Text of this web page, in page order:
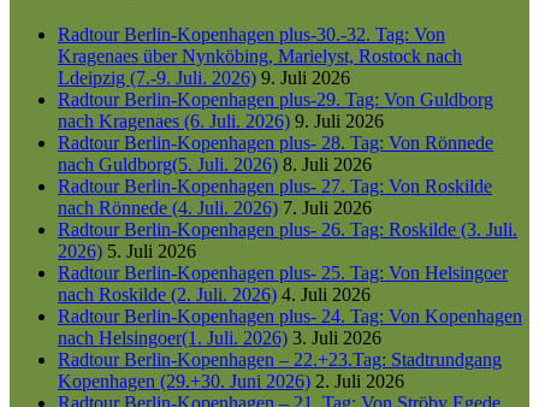
Radtour Berlin-Kopenhagen plus-30.-32. Tag: Von
Kragenaes über Nynköbing, Marielyst, Rostock nach
Ldeipzig (7.-9. Juli. 2026) 9. Juli 2026
Radtour Berlin-Kopenhagen plus-29. Tag: Von Guldborg
nach Kragenaes (6. Juli. 2026) 9. Juli 2026
Radtour Berlin-Kopenhagen plus- 28. Tag: Von Rönnede
nach Guldborg(5. Juli. 2026) 8. Juli 2026
Radtour Berlin-Kopenhagen plus- 27. Tag: Von Roskilde
nach Rönnede (4. Juli. 2026) 7. Juli 2026
Radtour Berlin-Kopenhagen plus- 26. Tag: Roskilde (3. Juli.
2026) 5. Juli 2026
Radtour Berlin-Kopenhagen plus- 25. Tag: Von Helsingoer
nach Roskilde (2. Juli. 2026) 4. Juli 2026
Radtour Berlin-Kopenhagen plus- 24. Tag: Von Kopenhagen
nach Helsingoer(1. Juli. 2026) 3. Juli 2026
Radtour Berlin-Kopenhagen – 22.+23.Tag: Stadtrundgang
Kopenhagen (29.+30. Juni 2026) 2. Juli 2026